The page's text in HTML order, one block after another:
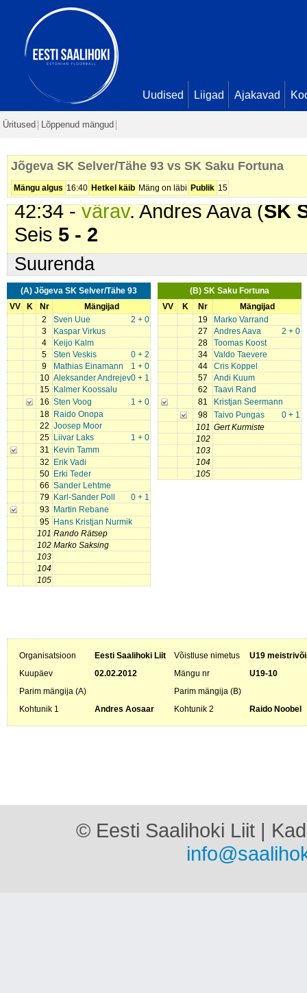
Uudised Liigad Ajakavad
Üritused Lõppenud mängud
Jõgeva SK Selver/Tähe 93 vs SK Saku Fortuna
Mängu algus 16:40 Hetkel käib Mäng on läbi Publik 15
25:53 -
värav
29:02 -värav
Veskis. Seis
38:56 - värav . Andres Aava (SK
41:08 -värav. Liivar Laks (
41:12 -karistus (202 - Kepi
Selver/Tähe 93). 2 min
42:34 -värav. Andres Aava (SK
Seis 5 - 2
Suurenda
(A) Jõgeva SK Selver/Tähe 93
VV
K Nr
Mängijad
2
2 + 0
Sven Uue
3
Kaspar Virkus
4
Keijo Kalm
5
0 + 2
Sten Veskis
9
1 + 0
Mathias Einamann
10
0 + 1
Aleksander Andrejev
15
Kalmer Koossalu
16
1 + 0
Sten Voog
18
Raido Onopa
22 Joosep Moor
25
1 + 0
Liivar Laks
31
Kevin Tamm
32
Erik Vadi
50
Erki Teder
66 Sander Lehtme
79
0 + 1
Karl-Sander Poll
93
Martin Rebane
95
Hans Kristjan Nurmik
101 Rando Rätsep
102 Marko Saksing
103
104
105
(B) SK Saku Fortuna
VV
K Nr
Mängijad
19
Marko Varrand
27
2 + 0
Andres Aava
28
Toomas Koost
34
Valdo Taevere
44
Cris Koppel
57
Andi Kuum
62
Taavi Rand
81
Kristjan Seermann
98
0 + 1
Taivo Pungas
101 Gert Kurmiste
102
103
104
105
Organisatsioon Eesti Saalihoki Liit Võistluse nimetus
U19
Kuupäev
02.02.2012 Mängu nr
U19-10
Parim mängija (A)
Parim mängija (B)
Kohtunik 1
Andres Aosaar Kohtunik 2 Raido Noobel
© Eesti Saalihoki Liit |